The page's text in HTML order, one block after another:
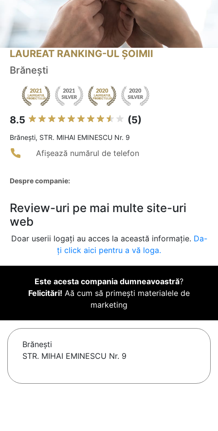
LAUREAT RANKING-UL ȘOIMII
Brănești
8.5 (5)
Brăneşti, STR. MIHAI EMINESCU Nr. 9
Afișează numărul de telefon
Despre companie:
Review-uri pe mai multe site-uri
web
Doar userii logați au acces la această informație. Da-
ți click aici pentru a vă loga.
Este acesta compania dumneavoastră?
Felicitări! Aă cum să primești materialele de
marketing
Brăneşti
STR. MIHAI EMINESCU Nr. 9